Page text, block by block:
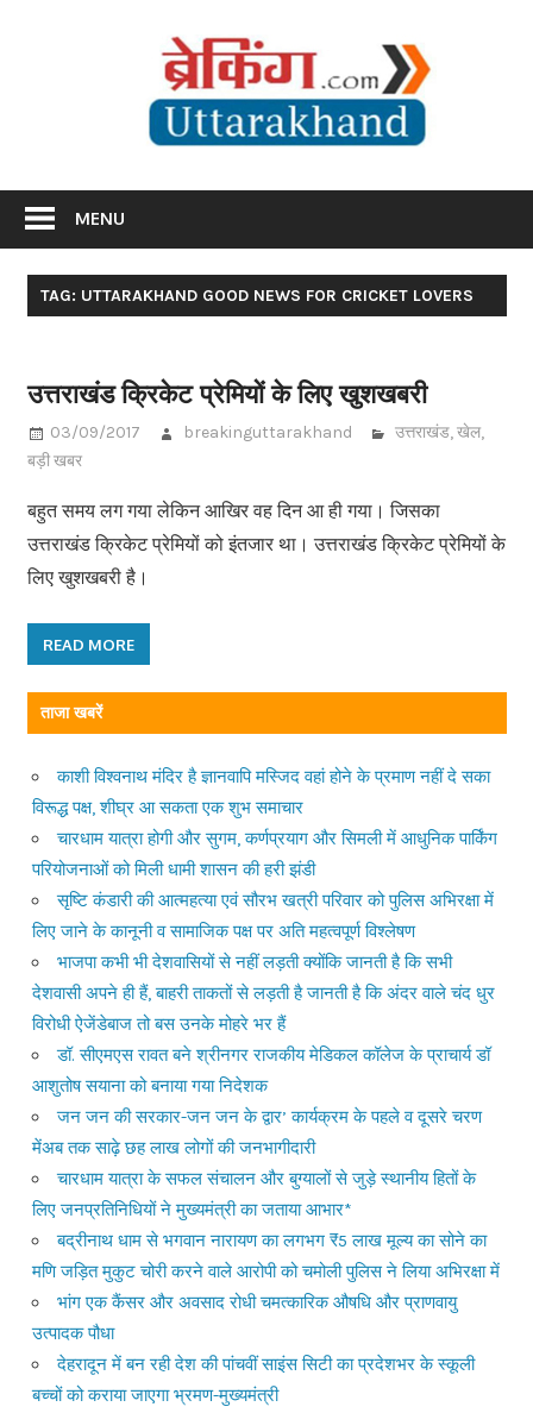
MENU
TAG: UTTARAKHAND GOOD NEWS FOR CRICKET LOVERS
उत्तराखंड क्रिकेट प्रेमियों के लिए खुशखबरी
03/09/2017 breakinguttarakhand उत्तराखंड,खेल,
बड़ी खबर
बहुत समय लग गया लेकिन आखिर वह दिन आ ही गया। जिसका
उत्तराखंड क्रिकेट प्रेमियों को इंतजार था। उत्तराखंड क्रिकेट प्रेमियों के
लिए खुशखबरी है।
READ MORE
ताजा खबरें
काशी विश्वनाथ मंदिर है ज्ञानवापि मस्जिद वहां होने के प्रमाण नहीं दे सका
विरूद्ध पक्ष, शीघ्र आ सकता एक शुभ समाचार
चारधाम यात्रा होगी और सुगम, कर्णप्रयाग और सिमली में आधुनिक पार्किंग
परियोजनाओं को मिली धामी शासन की हरी झंडी
सृष्टि कंडारी की आत्महत्या एवं सौरभ खत्री परिवार को पुलिस अभिरक्षा में
लिए जाने के कानूनी व सामाजिक पक्ष पर अति महत्वपूर्ण विश्लेषण
भाजपा कभी भी देशवासियों से नहीं लड़ती क्योंकि जानती है कि सभी
देशवासी अपने ही हैं, बाहरी ताकतों से लड़ती है जानती है कि अंदर वाले चंद धुर
विरोधी ऐजेंडेबाज तो बस उनके मोहरे भर हैं
डॉ. सीएमएस रावत बने श्रीनगर राजकीय मेडिकल कॉलेज के प्राचार्य डॉ
आशुतोष सयाना को बनाया गया निदेशक
जन जन की सरकार-जन जन के द्वार’ कार्यक्रम के पहले व दूसरे चरण
मेंअब तक साढ़े छह लाख लोगों की जनभागीदारी
चारधाम यात्रा के सफल संचालन और बुग्यालों से जुड़े स्थानीय हितों के
लिए जनप्रतिनिधियों ने मुख्यमंत्री का जताया आभार*
बद्रीनाथ धाम से भगवान नारायण का लगभग ₹5 लाख मूल्य का सोने का
मणि जड़ित मुकुट चोरी करने वाले आरोपी को चमोली पुलिस ने लिया अभिरक्षा में
भांग एक कैंसर और अवसाद रोधी चमत्कारिक औषधि और प्राणवायु
उत्पादक पौधा
देहरादून में बन रही देश की पांचवीं साइंस सिटी का प्रदेशभर के स्कूली
बच्चों को कराया जाएगा भ्रमण-मुख्यमंत्री